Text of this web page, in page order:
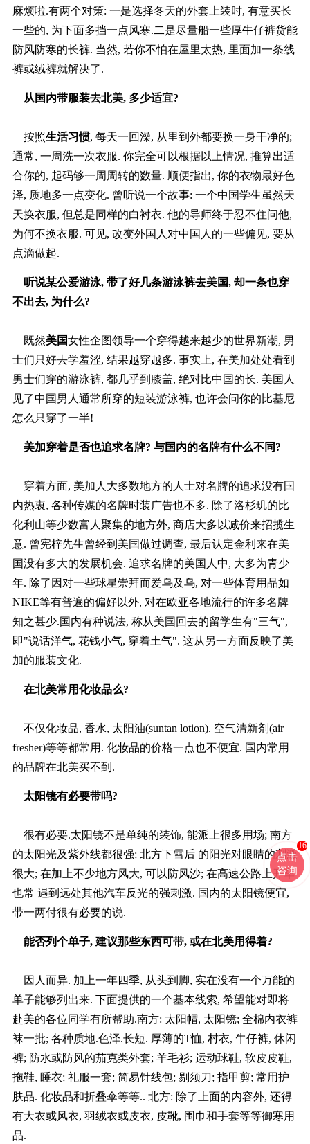
麻烦啦.有两个对策: 一是选择冬天的外套上装时, 有意买长
一些的, 为下面多挡一点风寒.二是尽量船一些厚牛仔裤货能
防风防寒的长裤. 当然, 若你不怕在屋里太热, 里面加一条线
裤或绒裤就解决了.
从国内带服装去北美, 多少适宜?
按照生活习惯, 每天一回澡, 从里到外都要换一身干净的;
通常, 一周洗一次衣服. 你完全可以根据以上情况, 推算出适
合你的, 起码够一周周转的数量. 顺便指出, 你的衣物最好色
泽, 质地多一点变化. 曾听说一个故事: 一个中国学生虽然天
天换衣服, 但总是同样的白衬衣. 他的导师终于忍不住问他,
为何不换衣服. 可见, 改变外国人对中国人的一些偏见, 要从
点滴做起.
听说某公爱游泳, 带了好几条游泳裤去美国, 却一条也穿
不出去, 为什么?
既然美国女性企图领导一个穿得越来越少的世界新潮, 男
士们只好去学羞涩, 结果越穿越多. 事实上, 在美加处处看到
男士们穿的游泳裤, 都几乎到膝盖, 绝对比中国的长. 美国人
见了中国男人通常所穿的短装游泳裤, 也许会问你的比基尼
怎么只穿了一半!
美加穿着是否也追求名牌? 与国内的名牌有什么不同?
穿着方面, 美加人大多数地方的人士对名牌的追求没有国
内热衷, 各种传媒的名牌时装广告也不多. 除了洛杉玑的比
化利山等少数富人聚集的地方外, 商店大多以减价来招揽生
意. 曾宪梓先生曾经到美国做过调查, 最后认定金利来在美
国没有多大的发展机会. 追求名牌的美国人中, 大多为青少
年. 除了因对一些球星崇拜而爱乌及乌, 对一些体育用品如
NIKE等有普遍的偏好以外, 对在欧亚各地流行的许多名牌
知之甚少.国内有种说法, 称从美国回去的留学生有"三气",
即"说话洋气, 花钱小气, 穿着土气". 这从另一方面反映了美
加的服装文化.
在北美常用化妆品么?
不仅化妆品, 香水, 太阳油(suntan lotion). 空气清新剂(air
fresher)等等都常用. 化妆品的价格一点也不便宜. 国内常用
的品牌在北美买不到.
太阳镜有必要带吗?
很有必要.太阳镜不是单纯的装饰, 能派上很多用场; 南方
的太阳光及紫外线都很强; 北方下雪后 的阳光对眼睛的刺激
很大; 在加上不少地方风大, 可以防风沙; 在高速公路上开车
也常 遇到远处其他汽车反光的强刺激. 国内的太阳镜便宜,
带一两付很有必要的说.
能否列个单子, 建议那些东西可带, 或在北美用得着?
因人而异. 加上一年四季, 从头到脚, 实在没有一个万能的
单子能够列出来. 下面提供的一个基本线索, 希望能对即将
赴美的各位同学有所帮助.南方: 太阳帽, 太阳镜; 全棉内衣裤
袜一批; 各种质地.色泽.长短. 厚薄的T恤, 村衣, 牛仔裤, 休闲
裤; 防水或防风的茄克类外套; 羊毛衫; 运动球鞋, 软皮皮鞋,
拖鞋, 睡衣; 礼服一套; 简易针线包; 剔须刀; 指甲剪; 常用护
肤品. 化妆品和折叠伞等等.. 北方: 除了上面的内容外, 还得
有大衣或风衣, 羽绒衣或皮衣, 皮靴, 围巾和手套等等御寒用
品.
点击
咨询
16